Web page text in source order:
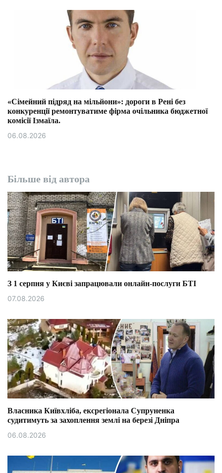
«Сімейний підряд на мільйони»: дороги в Рені без
конкуренції ремонтуватиме фірма очільника бюджетної
комісії Ізмаїла.
06.08.2026
Більше від автора
З 1 серпня у Києві запрацювали онлайн-послуги БТІ
07.08.2026
Власника Київхліба, ексрегіонала Супруненка
судитимуть за захоплення землі на березі Дніпра
06.08.2026